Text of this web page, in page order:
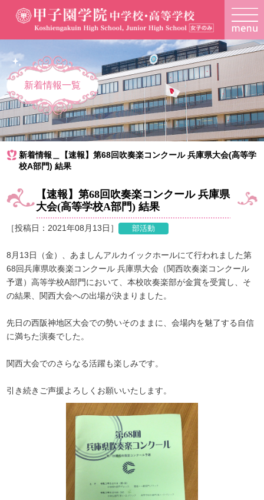
新着情報一覧
新着情報＿【速報】第68回吹奏楽コンクール 兵庫県大会(高等学
校A部門) 結果
【速報】第68回吹奏楽コンクール 兵庫県
大会(高等学校A部門) 結果
［投稿日：2021年08月13日］
8月13日（金）、あましんアルカイックホールにて行われました第
68回兵庫県吹奏楽コンクール 兵庫県大会（関西吹奏楽コンクール
予選）高等学校A部門において、本校吹奏楽部が金賞を受賞し、そ
の結果、関西大会への出場が決まりました。
先日の西阪神地区大会での勢いそのままに、会場内を魅了する自信
に満ちた演奏でした。
関西大会でのさらなる活躍も楽しみです。
引き続きご声援よろしくお願いいたします。